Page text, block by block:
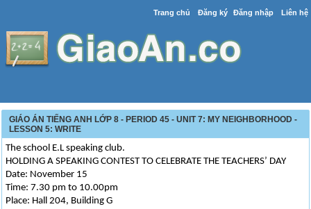
Trang chủ Đăng ký Đăng nhập Liên hệ
GIÁO ÁN TIẾNG ANH LỚP 8 - PERIOD 45 - UNIT 7: MY NEIGHBORHOOD -
LESSON 5: WRITE
The school E.L speaking club.
HOLDING A SPEAKING CONTEST TO CELEBRATE THE TEACHERS’ DAY
Date: November 15
Time: 7.30 pm to 10.00pm
Place: Hall 204, Building G